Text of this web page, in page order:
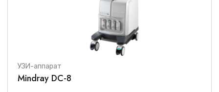
УЗИ-аппарат
Mindray DC-8